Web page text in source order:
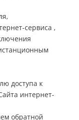
сервиса ,
доступа к
интернет-
обратной